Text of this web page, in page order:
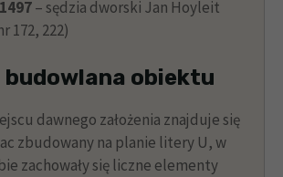
– sędzia dworski Jan Hoyleit
172, 222)
obiektu
dawnego założenia znajduje się
zbudowany na planie litery U, w
zachowały się liczne elementy